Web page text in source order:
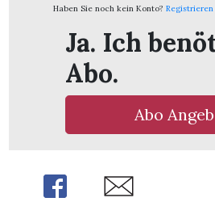
Haben Sie noch kein Konto? Registrieren
Ja. Ich
Abo.
Abo
Share Share